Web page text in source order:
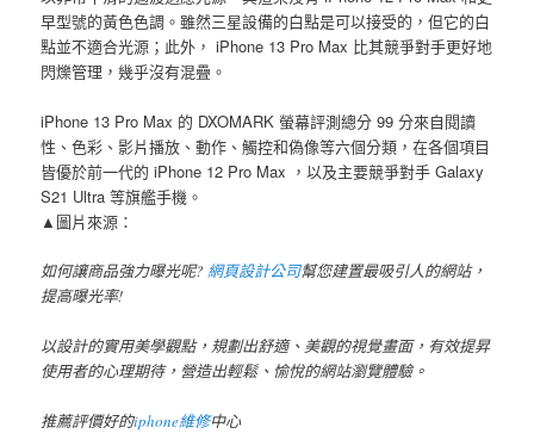
早型號的黃色色調。雖然三星設備的白點是可以接受的，但它的白
點並不適合光源；此外， iPhone 13 Pro Max 比其競爭對手更好地
閃爍管理，幾乎沒有混疊。
iPhone 13 Pro Max 的 DXOMARK 螢幕評測總分 99 分來自閱讀
性、色彩、影片播放、動作、觸控和偽像等六個分類，在各個項目
皆優於前一代的 iPhone 12 Pro Max ，以及主要競爭對手 Galaxy
S21 Ultra 等旗艦手機。
▲圖片來源：
如何讓商品強力曝光呢?網頁設計公司幫您建置最吸引人的網站，
提高曝光率!
以設計的實用美學觀點，規劃出舒適、美觀的視覺畫面，有效提昇
使用者的心理期待，營造出輕鬆、愉悅的網站瀏覽體驗。
推薦評價好的iphone維修中心